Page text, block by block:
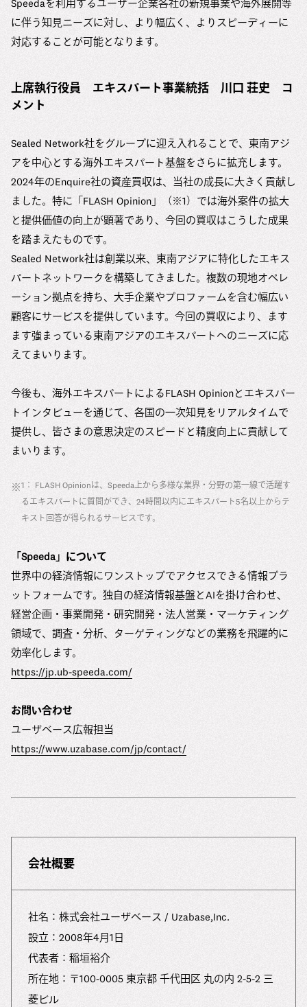
Speedaを利用するユーザー企業各社の新規事業や海外展開等
に伴う知見ニーズに対し、より幅広く、よりスピーディーに
対応することが可能となります。
上席執行役員 エキスパート事業統括 川口 荘史 コ
メント
Sealed Network社をグループに迎え入れることで、東南アジ
アを中心とする海外エキスパート基盤をさらに拡充します。
2024年のEnquire社の資産買収は、当社の成長に大きく貢献し
ました。特に「FLASH Opinion」（※1）では海外案件の拡大
と提供価値の向上が顕著であり、今回の買収はこうした成果
を踏まえたものです。
Sealed Network社は創業以来、東南アジアに特化したエキス
パートネットワークを構築してきました。複数の現地オペレ
ーション拠点を持ち、大手企業やプロファームを含む幅広い
顧客にサービスを提供しています。今回の買収により、ます
ます強まっている東南アジアのエキスパートへのニーズに応
えてまいります。
今後も、海外エキスパートによるFLASH Opinionとエキスパー
トインタビューを通じて、各国の一次知見をリアルタイムで
提供し、皆さまの意思決定のスピードと精度向上に貢献して
まいります。
※1： FLASH Opinionは、Speeda上から多様な業界・分野の第一線で活躍す
るエキスパートに質問ができ、24時間以内にエキスパート5名以上からテ
キスト回答が得られるサービスです。
「Speeda」について
世界中の経済情報にワンストップでアクセスできる情報プラ
ットフォームです。独自の経済情報基盤とAIを掛け合わせ、
経営企画・事業開発・研究開発・法人営業・マーケティング
領域で、調査・分析、ターゲティングなどの業務を飛躍的に
効率化します。
https://jp.ub-speeda.com/
お問い合わせ
ユーザベース広報担当
https://www.uzabase.com/jp/contact/
会社概要
社名：株式会社ユーザベース / Uzabase,Inc.
設⽴：2008年4⽉1⽇
代表者：稲垣裕介
所在地：〒100-0005 東京都 千代田区 丸の内 2-5-2 三
菱ビル